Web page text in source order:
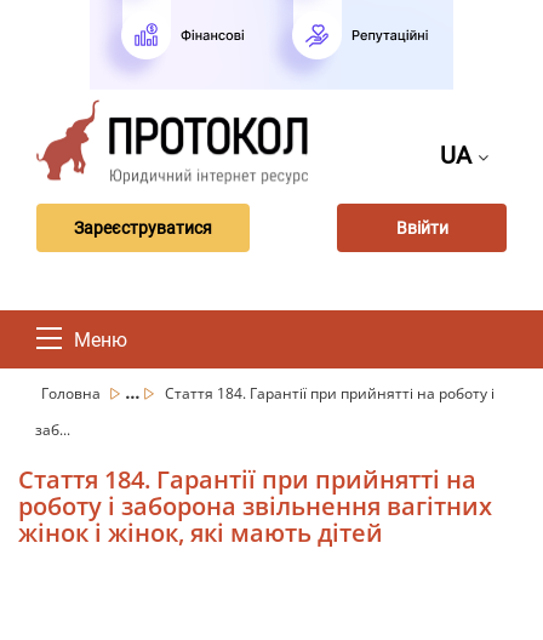
UA
Зареєструватися Ввійти
Меню
Головна ...
Стаття 184. Гарантії при прийнятті на роботу і
заб...
Стаття 184. Гарантії при прийнятті на
роботу і заборона звільнення вагітних
жінок і жінок, які мають дітей